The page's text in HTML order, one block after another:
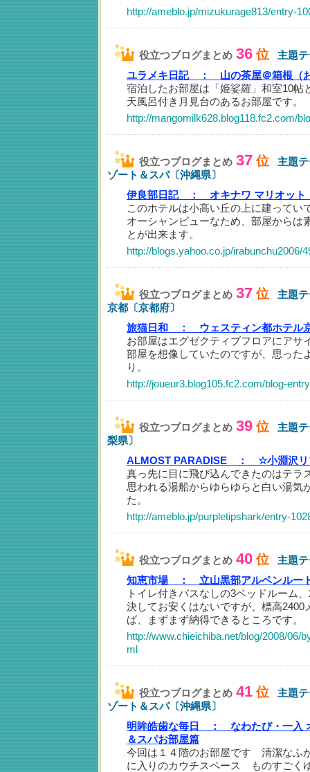
http://ameblo.jp/mizukurage813/entry-
役立つブログまとめ 36 位
主題
ユラメキ日記 ：
山の茶屋＠箱根（
宿泊したお部屋は「姫娑羅」和室10帖
天風呂付き月見台のあるお部屋です。
http://mangomilk628.blog118.fc2.com/
役立つブログまとめ 37 位
主題
ゾート＆スパ〔沖縄県〕
伊良部日記 ：
オキナワ マリオット
このホテルは小高い丘の上に建ってい
オーシャンビューなため、部屋からは
とが出来ます。
http://blogs.yahoo.co.jp/irabunchu2006/
役立つブログまとめ 37 位
主題
京都〔京都府〕
旅猫日和 ：
ウェスティン都ホテル
お部屋はエグゼクティブフロアにアサ
部屋を想像していたのですが、思った
り。
http://joueur3.blog105.fc2.com/blog-
役立つブログまとめ 39 位
主題
梨県〕
ALMOST PARADISE ：
☆小淵沢
真っ先に目に飛び込んできたのはテラ
思われる湯船からゆらゆらと白い湯気
た。
http://ameblo.jp/purpletipshark/entry-
役立つブログまとめ 40 位
主題
知恵市場 ：
立山黒部アルペンルー
トイレ付きバスなしの3ベッドルーム
決してお安くはないですが、標高2400
ば、まずまず納得できるところです。
http://www.chieichiba.net/blog/2008/06/
ml
役立つブログまとめ 41 位
主題
ゾート＆スパ〔沖縄県〕
明眸皓歯な毎日 ：
なわたび・一入
＆スパお部屋篇
今回は１４階のお部屋です 清潔なふ
に入りのカウチスペース ものすごく